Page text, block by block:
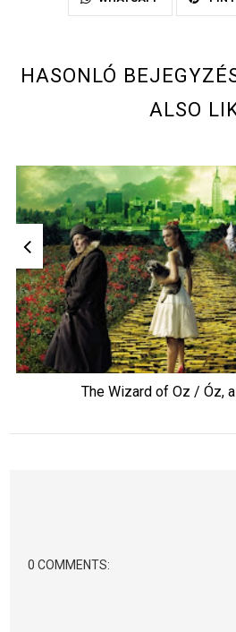
HASONLÓ
ALSO
The Wizard of Oz / Óz,
0 COMMENTS: